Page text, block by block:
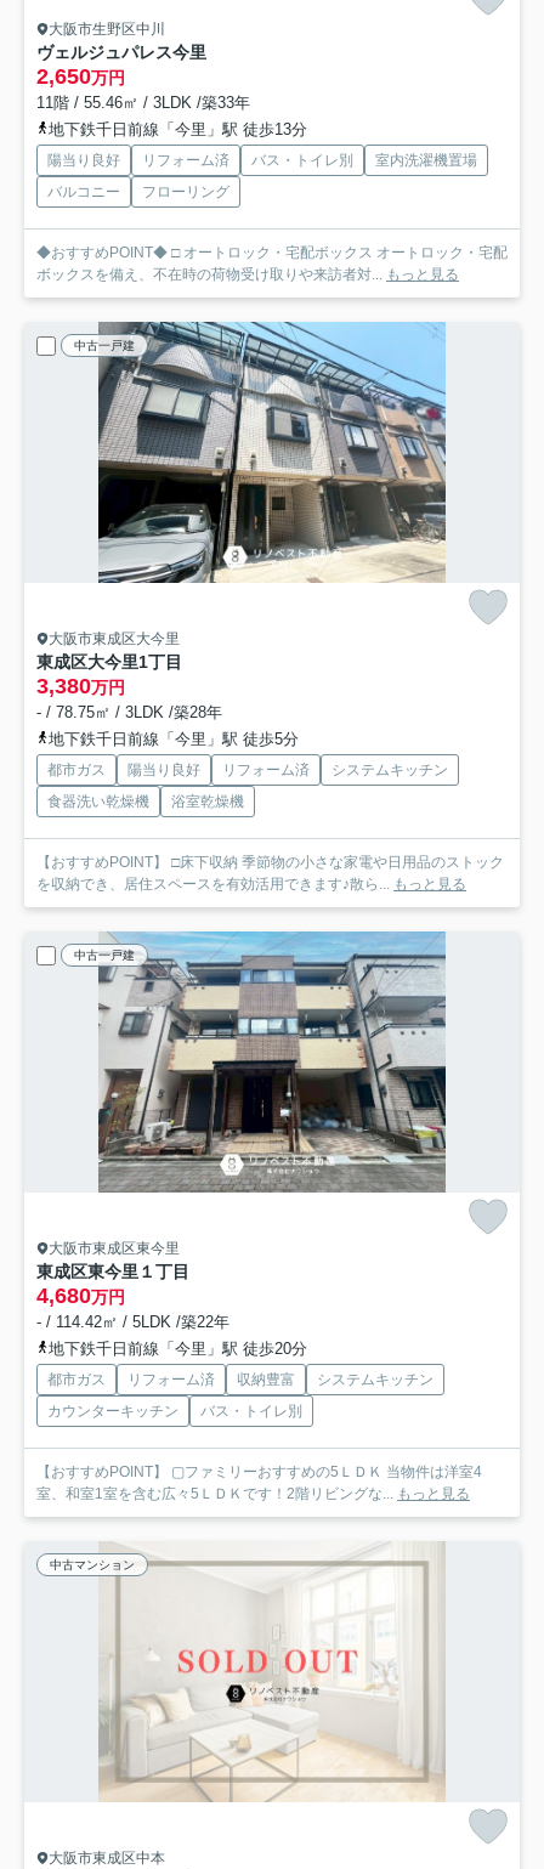
大阪市生野区中川
ヴェルジュパレス今里
2,650万円
11階 / 55.46㎡ / 3LDK /築33年
地下鉄千日前線「今里」駅 徒歩13分
陽当り良好 リフォーム済 バス・トイレ別
室内洗濯機置場
バルコニー
フローリング
◆おすすめPOINT◆ □ オートロック・宅配ボックス オートロック・宅配
ボックスを備え、不在時の荷物受け取りや来訪者対...
もっと見る
中古一戸建
大阪市東成区大今里
東成区大今里1丁目
3,380万円
- / 78.75㎡ / 3LDK /築28年
地下鉄千日前線「今里」駅 徒歩5分
都市ガス 陽当り良好 リフォーム済
システムキッチン
食器洗い乾燥機
浴室乾燥機
【おすすめPOINT】 □床下収納 季節物の小さな家電や日用品のストック
を収納でき、居住スペースを有効活用できます♪散ら...
もっと見る
中古一戸建
大阪市東成区東今里
東成区東今里１丁目
4,680万円
- / 114.42㎡ / 5LDK /築22年
地下鉄千日前線「今里」駅 徒歩20分
都市ガス リフォーム済 収納豊富
システムキッチン
カウンターキッチン
バス・トイレ別
【おすすめPOINT】 ▢ファミリーおすすめの5ＬＤＫ 当物件は洋室4
室、和室1室を含む広々5ＬＤＫです！2階リビングな...
もっと見る
中古マンション
大阪市東成区中本